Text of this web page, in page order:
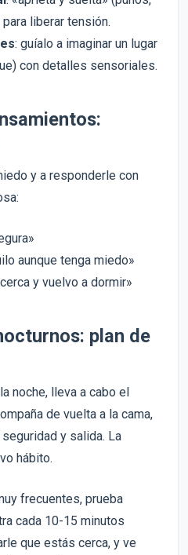
liberar tensión.
: guíalo a imaginar un lugar
con detalles sensoriales.
y a responderle con
aunque tenga miedo»
y vuelvo a dormir»
plan de
noche, lleva a cabo el
de vuelta a la cama,
y salida. La
hábito.
frecuentes, prueba
cada 10-15 minutos
que estás cerca, y ve